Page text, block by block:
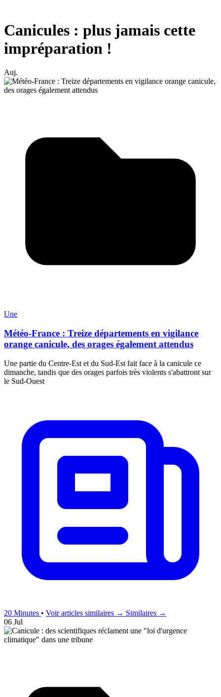
Canicules : plus jamais cette
impréparation !
Auj.
Une
Météo-France : Treize départements en vigilance
orange canicule, des orages également attendus
Une partie du Centre-Est et du Sud-Est fait face à la canicule ce
dimanche, tandis que des orages parfois très violents s'abattront sur
le Sud-Ouest
20 Minutes • Voir articles similaires → Similaires →
06 Jul